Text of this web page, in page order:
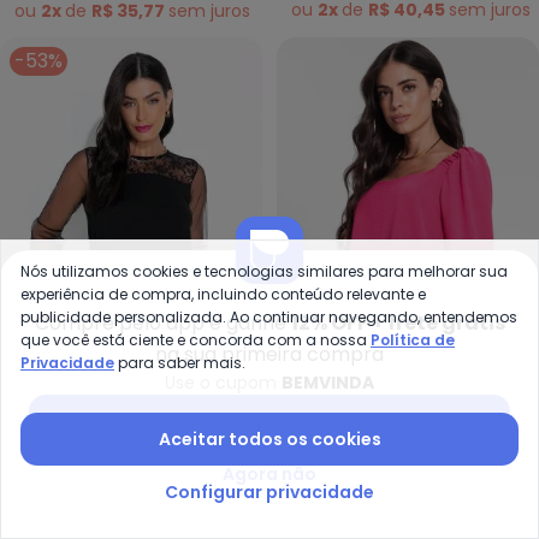
ou 2x de R$ 35,77 sem juros ou 2x de R$ 40,45 sem juros
-53%
Blusa com Manga em
Renda (Preta)
A partir deR$ 59,99R$ 129,99
R$ 29,99semjuros
Blusa Feminina Manga
Princesa (Rosa)
ROVITEX
R$ 69,99
ou2xdeR$ 34,99
Compre pelo app e ganhe12% OFF + frete grátis
na sua primeira compra
Nós utilizamos cookies e tecnologias similares para melhorar sua
experiência de compra, incluindo conteúdo relevante e
publicidade personalizada. Ao continuar navegando, entendemos
que você está ciente e concorda com a nossa Política de
Privacidadepara saber mais.
Aceitar todos os cookies
Configurar privacidade